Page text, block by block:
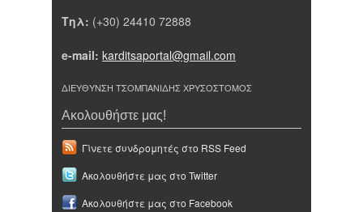
Τηλ: (+30) 24410 72888
e-mail: karditsaportal@gmail.com
ΔΙΕΥΘΥΝΣΗ ΤΣΟΜΠΑΝΙΔΗΣ ΧΡΥΣΟΣΤΟΜΟΣ
Ακολουθήστε μας!
Γίνετε συνδρομητές στο RSS Feed
Ακολουθήστε μας στο Twitter
Ακολουθήστε μας στο Facebook